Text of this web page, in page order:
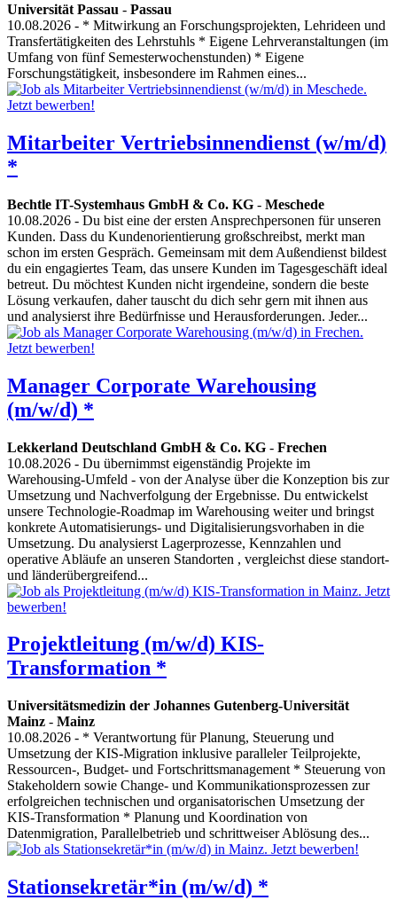
Universität Passau - Passau
10.08.2026 - * Mitwirkung an Forschungsprojekten, Lehrideen und
Transfertätigkeiten des Lehrstuhls * Eigene Lehrveranstaltungen (im
Umfang von fünf Semesterwochenstunden) * Eigene
Forschungstätigkeit, insbesondere im Rahmen eines...
Mitarbeiter Vertriebsinnendienst (w/m/d)
*
Bechtle IT-Systemhaus GmbH & Co. KG - Meschede
10.08.2026 - Du bist eine der ersten Ansprechpersonen für unseren
Kunden. Dass du Kundenorientierung großschreibst, merkt man
schon im ersten Gespräch. Gemeinsam mit dem Außendienst bildest
du ein engagiertes Team, das unsere Kunden im Tagesgeschäft ideal
betreut. Du möchtest Kunden nicht irgendeine, sondern die beste
Lösung verkaufen, daher tauscht du dich sehr gern mit ihnen aus
und analysierst ihre Bedürfnisse und Herausforderungen. Jeder...
Manager Corporate Warehousing
(m/w/d) *
Lekkerland Deutschland GmbH & Co. KG - Frechen
10.08.2026 - Du übernimmst eigenständig Projekte im
Warehousing-Umfeld - von der Analyse über die Konzeption bis zur
Umsetzung und Nachverfolgung der Ergebnisse. Du entwickelst
unsere Technologie-Roadmap im Warehousing weiter und bringst
konkrete Automatisierungs- und Digitalisierungsvorhaben in die
Umsetzung. Du analysierst Lagerprozesse, Kennzahlen und
operative Abläufe an unseren Standorten , vergleichst diese standort-
und länderübergreifend...
Projektleitung (m/w/d) KIS-
Transformation *
Universitätsmedizin der Johannes Gutenberg-Universität
Mainz - Mainz
10.08.2026 - * Verantwortung für Planung, Steuerung und
Umsetzung der KIS-Migration inklusive paralleler Teilprojekte,
Ressourcen-, Budget- und Fortschrittsmanagement * Steuerung von
Stakeholdern sowie Change- und Kommunikationsprozessen zur
erfolgreichen technischen und organisatorischen Umsetzung der
KIS-Transformation * Planung und Koordination von
Datenmigration, Parallelbetrieb und schrittweiser Ablösung des...
Stationsekretär*in (m/w/d) *